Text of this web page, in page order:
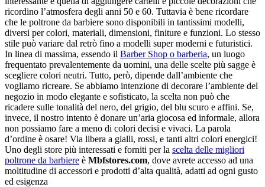
ricordino l’atmosfera degli anni 50 e 60. Tuttavia è bene ricordare
che le poltrone da barbiere sono disponibili in tantissimi modelli,
diversi per colori, materiali, dimensioni, finiture e funzioni. Lo stesso
stile può variare dal retrò fino a modelli super moderni e futuristici.
In linea di massima, essendo il Barber Shop o barberia, un luogo
frequentato prevalentemente da uomini, una delle scelte più sagge è
scegliere colori neutri. Tutto, però, dipende dall’ambiente che
vogliamo ricreare. Se abbiamo intenzione di decorare l’ambiente del
negozio in modo elegante e sofisticato, la scelta non può che
ricadere sulle tonalità del nero, del grigio, del blu scuro e affini. Se,
invece, il nostro intento è donare un’aria giocosa ed informale, allora
non possiamo fare a meno di colori decisi e vivaci. La parola
d’ordine è osare! Via libera a gialli, rossi, e tanti altri colori energici!
Uno degli store più interessati e forniti per la scelta delle migliori
poltrone da barbiere è Mbfstores.com, dove avrete accesso ad una
moltitudine di accessori e prodotti d’alta qualità, adatti ad ogni gusto
ed esigenza